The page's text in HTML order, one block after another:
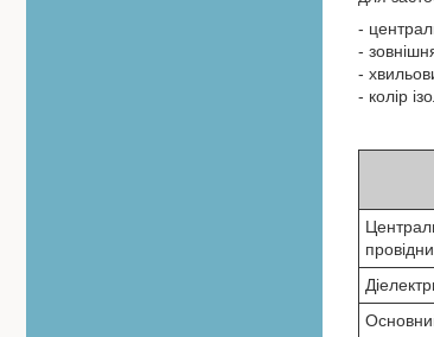
-
-
-
- колір